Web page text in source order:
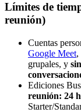
Límites de
reunión)
Cuentas
Google Meet,
grupales, y
Ediciones
reunión: 24
Starter/